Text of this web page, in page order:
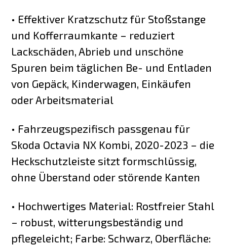
• Effektiver Kratzschutz für Stoßstange
und Kofferraumkante – reduziert
Lackschäden, Abrieb und unschöne
Spuren beim täglichen Be- und Entladen
von Gepäck, Kinderwagen, Einkäufen
oder Arbeitsmaterial
• Fahrzeugspezifisch passgenau für
Skoda Octavia NX Kombi, 2020-2023 – die
Heckschutzleiste sitzt formschlüssig,
ohne Überstand oder störende Kanten
• Hochwertiges Material: Rostfreier Stahl
– robust, witterungsbeständig und
pflegeleicht; Farbe: Schwarz, Oberfläche: